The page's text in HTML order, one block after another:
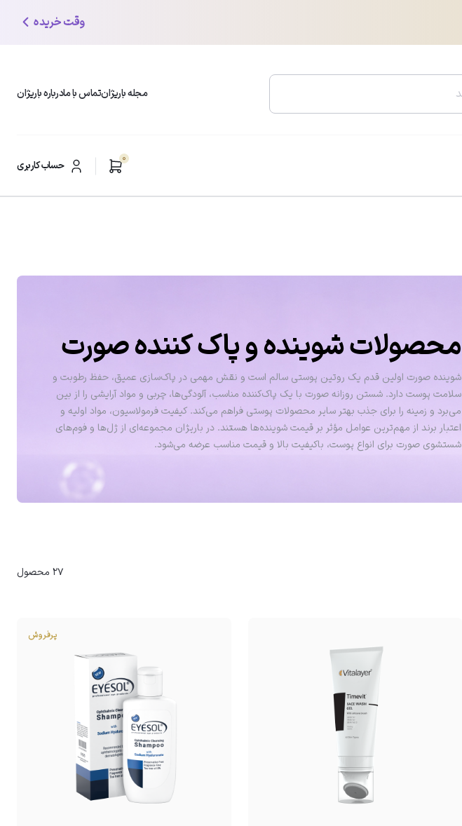
وقت خریده
مجله باریژانتماس با مادرباره باریژان
0 حساب کاربریمحبوب ترین دسته بندی ها
شوینده و پاک کننده صورت
ضد چروک و ضد افتادگی
محصولات شوینده و پاک کننده صورت
شوینده صورت اولین قدم یک روتین پوستی سالم است و نقش مهمی در پاک‌سازی عمیق، حفظ رطوبت و
سلامت پوست دارد. شستن روزانه صورت با یک پاک‌کننده مناسب، آلودگی‌ها، چربی و مواد آرایشی را از بین
می‌برد و زمینه را برای جذب بهتر سایر محصولات پوستی فراهم می‌کند. کیفیت فرمولاسیون، مواد اولیه و
اعتبار برند از مهم‌ترین عوامل مؤثر بر قیمت شوینده‌ها هستند. در باریژان مجموعه‌ای از ژل‌ها و فوم‌های
شستشوی صورت برای انواع پوست، باکیفیت بالا و قیمت مناسب عرضه می‌شود.
27 محصول
پرفروش